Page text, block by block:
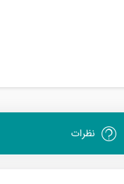
نظرات